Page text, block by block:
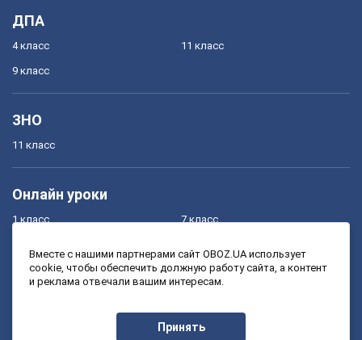
ДПА
4 класс
9 класс
11 класс
ЗНО
11 класс
Онлайн уроки
1 класс
3 класс
7 класс
9 класс
Вместе с нашими партнерами сайт OBOZ.UA использует
cookie, чтобы обеспечить должную работу сайта, а контент
и реклама отвечали вашим интересам.
Принять